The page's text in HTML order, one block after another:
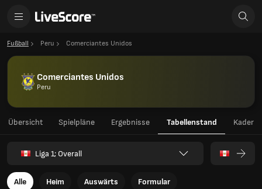
Fußball Peru Comerciantes Unidos
Comerciantes Unidos
Peru
Übersicht Spielpläne Ergebnisse Tabellenstand Kader
Liga 1; Overall
Alle Heim Auswärts Formular